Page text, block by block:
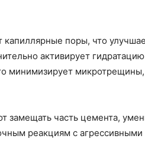
поры, что
активирует
минимизирует
замещать часть цемента,
реакциям с агрессивными